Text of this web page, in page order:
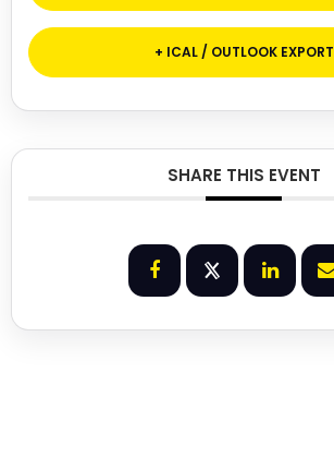
+ ICAL / OUTLOOK EXPORT
SHARE THIS EVENT